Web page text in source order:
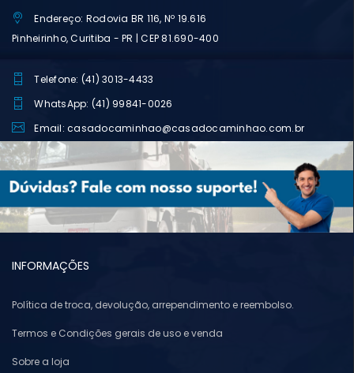
Endereço: Rodovia BR 116, Nº 19.616
Pinheirinho, Curitiba - PR | CEP 81.690-400
Telefone: (41) 3013-4433
WhatsApp: (41) 99841-0026
Email: casadocaminhao@casadocaminhao.com.br
INFORMAÇÕES
Política de troca, devolução, arrependimento e reembolso.
Termos e Condições gerais de uso e venda
Sobre a loja